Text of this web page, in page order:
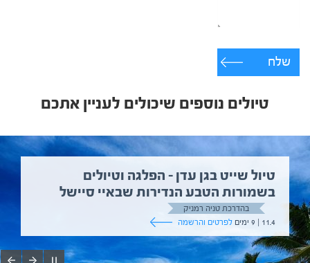
שלח
טיולים נוספים שיכולים לעניין אתכם
טיול שייט בגן עדן – הפלגה וטיולים
בשמורות הטבע הנדירות שבאיי סיישל
בהדרכת טניה רמניק
11.4 | 9 ימים
לפרטים והרשמה